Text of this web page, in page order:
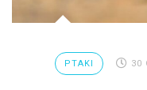
PTAKI 30